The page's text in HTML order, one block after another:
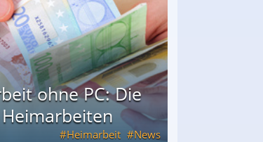
ohne PC: Die
Heimarbeit News